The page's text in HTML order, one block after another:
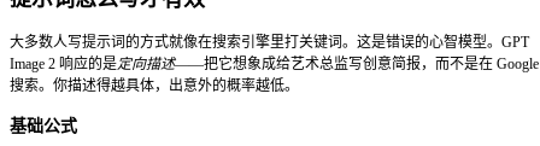
Midjourney V8 ⭐⭐⭐
Nano Banana 2 ⭐⭐⭐⭐ ⭐⭐⭐⭐ ⭐⭐⭐⭐⭐ ⭐⭐⭐
批量生成
Flux 2
⭐⭐⭐ ⭐⭐⭐⭐
GPT Image 1.5